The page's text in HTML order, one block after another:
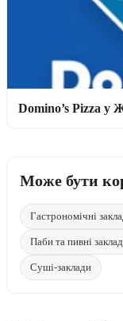
Domino’s Pizza у
Може бути
Гастрономічні
Паби та пивні
Суші-заклади